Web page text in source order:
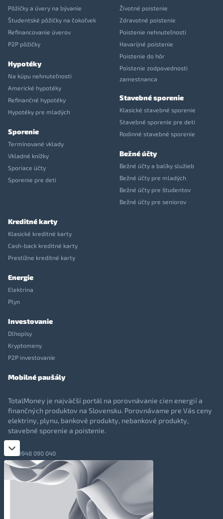
Pôžičky a úvery na bývanie
Študentské pôžičky na čokoľvek
Refinancovanie úverov
P2P pôžičky
Hypotéky
Na kúpu nehnuteľnosti
Americké hypotéky
Refinančné hypotéky
Hypotéky pre mladých
Sporenie
Termínované vklady
Vkladné knížky
Sporiace účty
Sporenie pre deti
Životné poistenie
Zdravotné poistenie
Poistenie nehnuteľnosti
Havarijné poistenie
Poistenie do hôr
Poistenie zodpovednosti
zamestnanca
Stavebné sporenie
Klasické stavebné sporenie
Stavebné sporenie pre deti
Rodinné stavebné sporenie
Bežné účty
Bežné účty a balíky služieb
Bežné účty pre mladých
Bežné účty pre študentov
Bežné účty pre seniorov
Kreditné karty
Klasické kreditné karty
Cash-back kreditné karty
Prestížne kreditné karty
Energie
Elektrina
Plyn
Investovanie
Dlhopisy
Kryptomeny
P2P investovanie
Mobilné paušály
TotalMoney je najväčší portál na porovnávanie cien energií a
finančných produktov na Slovensku. Porovnávame pre Vás ceny
elektriny, plynu, bankové produkty, nebankové produkty,
stavebné sporenie a poistenie.
0948 090 040
+421 948 090 051
info@totalmoney.sk
Levočská 866, Poprad, 058 01